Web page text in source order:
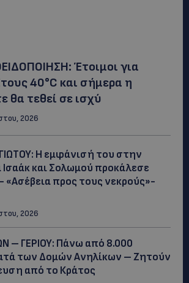
Έτοιμοι για
40°C και σήμερα η
θα τεθεί σε ισχύ
2026
Η εμφάνισή του στην
και Σολωμού προκάλεσε
«Ασέβεια προς τους νεκρούς»-
2026
– ΓΕΡΙΟΥ: Πάνω από 8.000
των Δομών Ανηλίκων – Ζητούν
από το Κράτος